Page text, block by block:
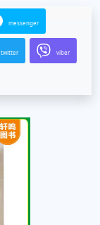
messenger
twitter viber